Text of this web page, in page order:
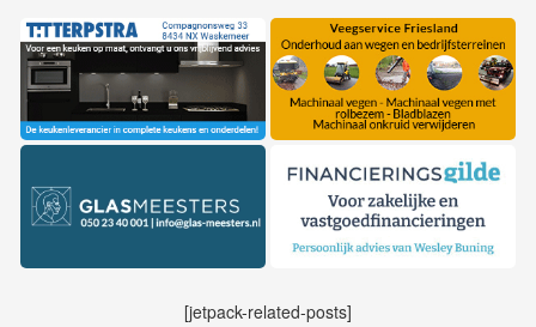
[jetpack-related-posts]